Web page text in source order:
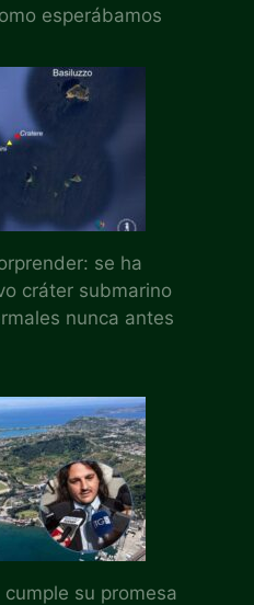
esperábamos
se ha
cráter submarino
nunca antes
su promesa